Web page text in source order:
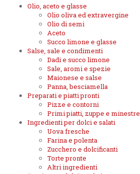
Olio, aceto e glasse
Olio oliva ed extravergine
Olio di semi
Aceto
Succo limone e glasse
Salse, sale e condimenti
Dadi e succo limone
Sale, aromi e spezie
Maionese e salse
Panna, besciamella
Preparati e piatti pronti
Pizze e contorni
Primi piatti, zuppe e minestre
Ingredienti per dolci e salati
Uova fresche
Farina e polenta
Zucchero e dolcificanti
Torte pronte
Altri ingredienti